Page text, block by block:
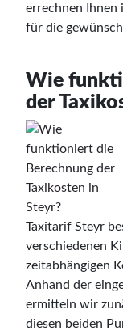
errechnen Ihnen
für die
Wie
der
Taxitarif Steyr
verschiedenen
zeitabhängigen
Anhand der
ermitteln wir
diesen beiden